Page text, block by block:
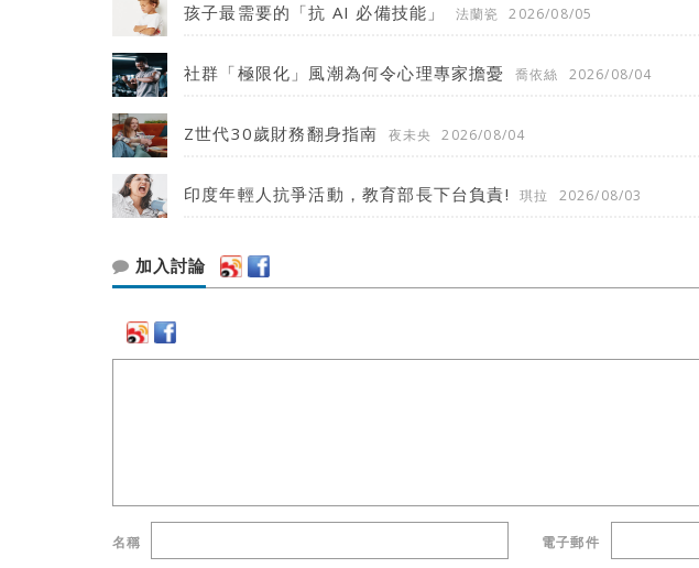
孩子最需要的「抗 AI 必備技能」 法蘭瓷 2026/08/05
社群「極限化」風潮為何令心理專家擔憂 喬依絲 2026/08/04
Z世代30歲財務翻身指南 夜未央 2026/08/04
印度年輕人抗爭活動，教育部長下台負責! 琪拉 2026/08/03
加入討論
名稱 電子郵件